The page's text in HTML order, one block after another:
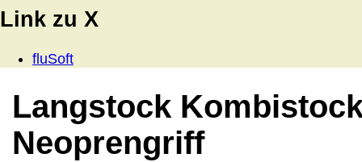
Link zu X
fluSoft
Langstock
Neoprengriff